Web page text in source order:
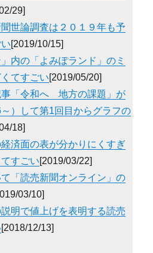
29]
聞世論調査は２０１９年も予
[2019/10/15]
内の「よみぽランド」のミ
てすごい[2019/05/20]
事「令和へ 地方の課題」が
）して第1回目からグラフの
18]
済面の表が分かりにくすぎ
すごい[2019/03/22]
「読売新聞オンライン」の
03/10]
明で値上げを表明する読売
[2018/12/13]